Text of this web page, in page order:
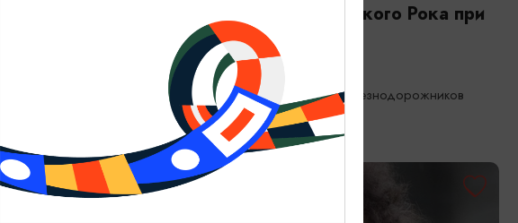
Оркестр CAGMO: Хор Русского Рока при
21.08.2026 19:00
Калининград, Дворец культуры железнодорожников
ОТ 1000₽